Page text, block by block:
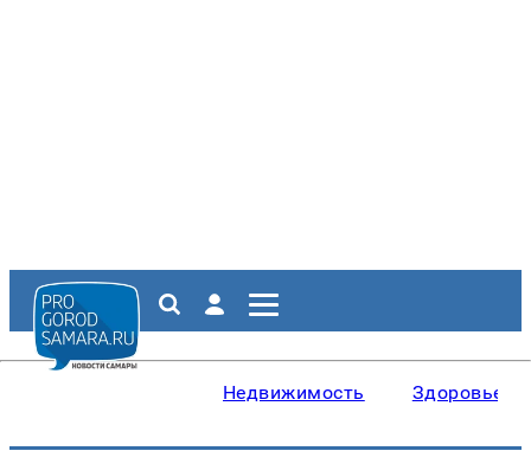
Недвижимость Здоровье